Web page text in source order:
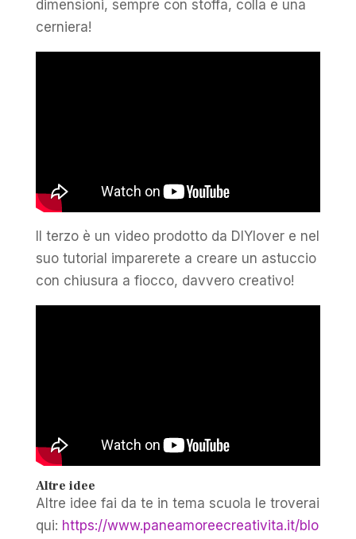
dimensioni, sempre con stoffa, colla e una
cerniera!
Il terzo è un video prodotto da DIYlover e nel
suo tutorial imparerete a creare un astuccio
con chiusura a fiocco, davvero creativo!
Altre idee
Altre idee fai da te in tema scuola le troverai
qui: https://www.paneamoreecreativita.it/blo